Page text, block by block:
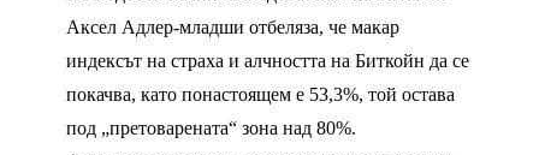
Аксел Адлер-младши отбеляза, че макар
индексът на страха и алчността на Биткойн да се
покачва, като понастоящем е 53,3%, той остава
под „претоварената“ зона над 80%.